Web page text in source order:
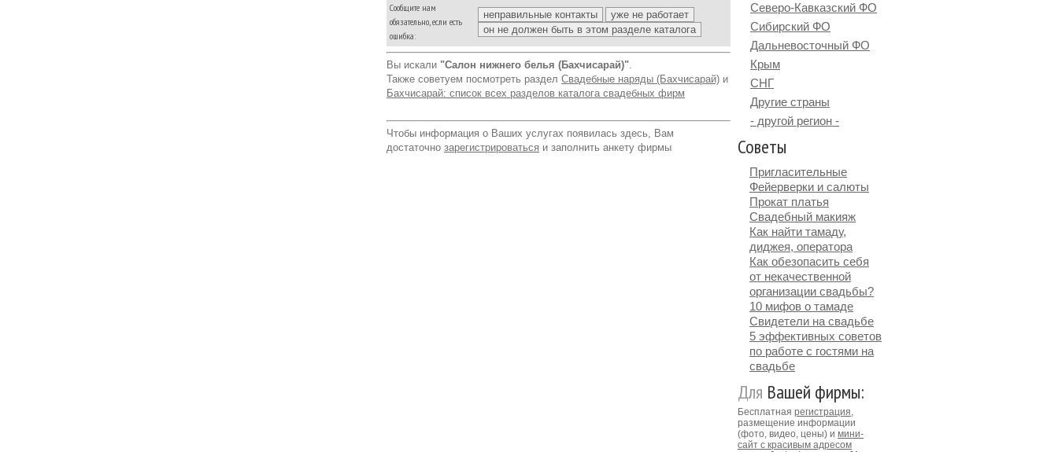
Сообщите нам
обязательно, если есть
ошибка:
Вы искали "Салон нижнего белья (Бахчисарай)".
Также советуем посмотреть раздел Свадебные наряды (Бахчисарай) и
Бахчисарай: список всех разделов каталога свадебных фирм
Чтобы информация о Ваших услугах появилась здесь, Вам
достаточно зарегистрироваться и заполнить анкету фирмы
Северо-Кавказский ФО
Сибирский ФО
Дальневосточный ФО
Крым
СНГ
Другие страны
- другой регион -
Советы
Пригласительные
Фейерверки и салюты
Прокат платья
Свадебный макияж
Как найти тамаду,
диджея, оператора
Как обезопасить себя
от некачественной
организации свадьбы?
10 мифов о тамаде
Свидетели на свадьбе
5 эффективных советов
по работе с гостями на
свадьбе
Для Вашей фирмы:
Бесплатная регистрация,
размещение информации
(фото, видео, цены) и мини-
сайт с красивым адресом